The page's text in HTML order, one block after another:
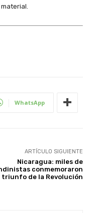
WhatsApp
ARTÍCULO SIGUIENTE
Nicaragua: miles de
conmemoraron
triunfo de la Revolución